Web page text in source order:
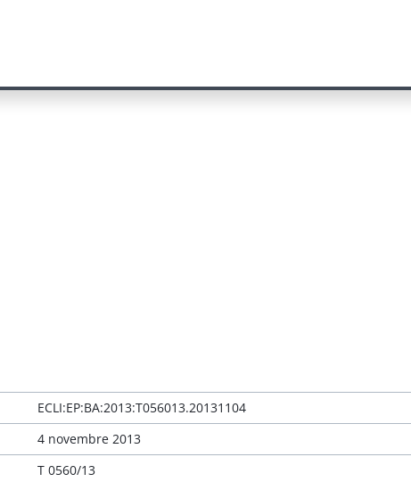
ECLI:EP:BA:2013:T056013.20131104
4 novembre 2013
T 0560/13